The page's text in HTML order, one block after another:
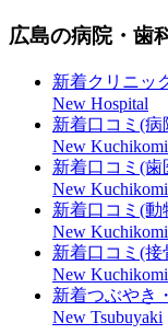
広島の病院・歯
新着クリニッ
New Hospital
新着口コミ(
New
新着口コミ(
New
新着口コミ(動
New
新着口コミ(
New
新着つぶやき
New Tsubuyaki